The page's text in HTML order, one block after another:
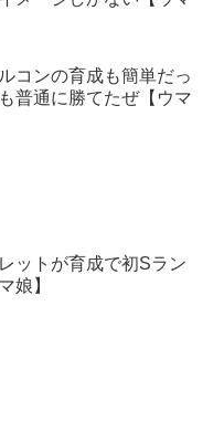
コンの育成も簡単だっ
普通に勝てたぜ【ウマ
ットが育成で初Sラン
娘】